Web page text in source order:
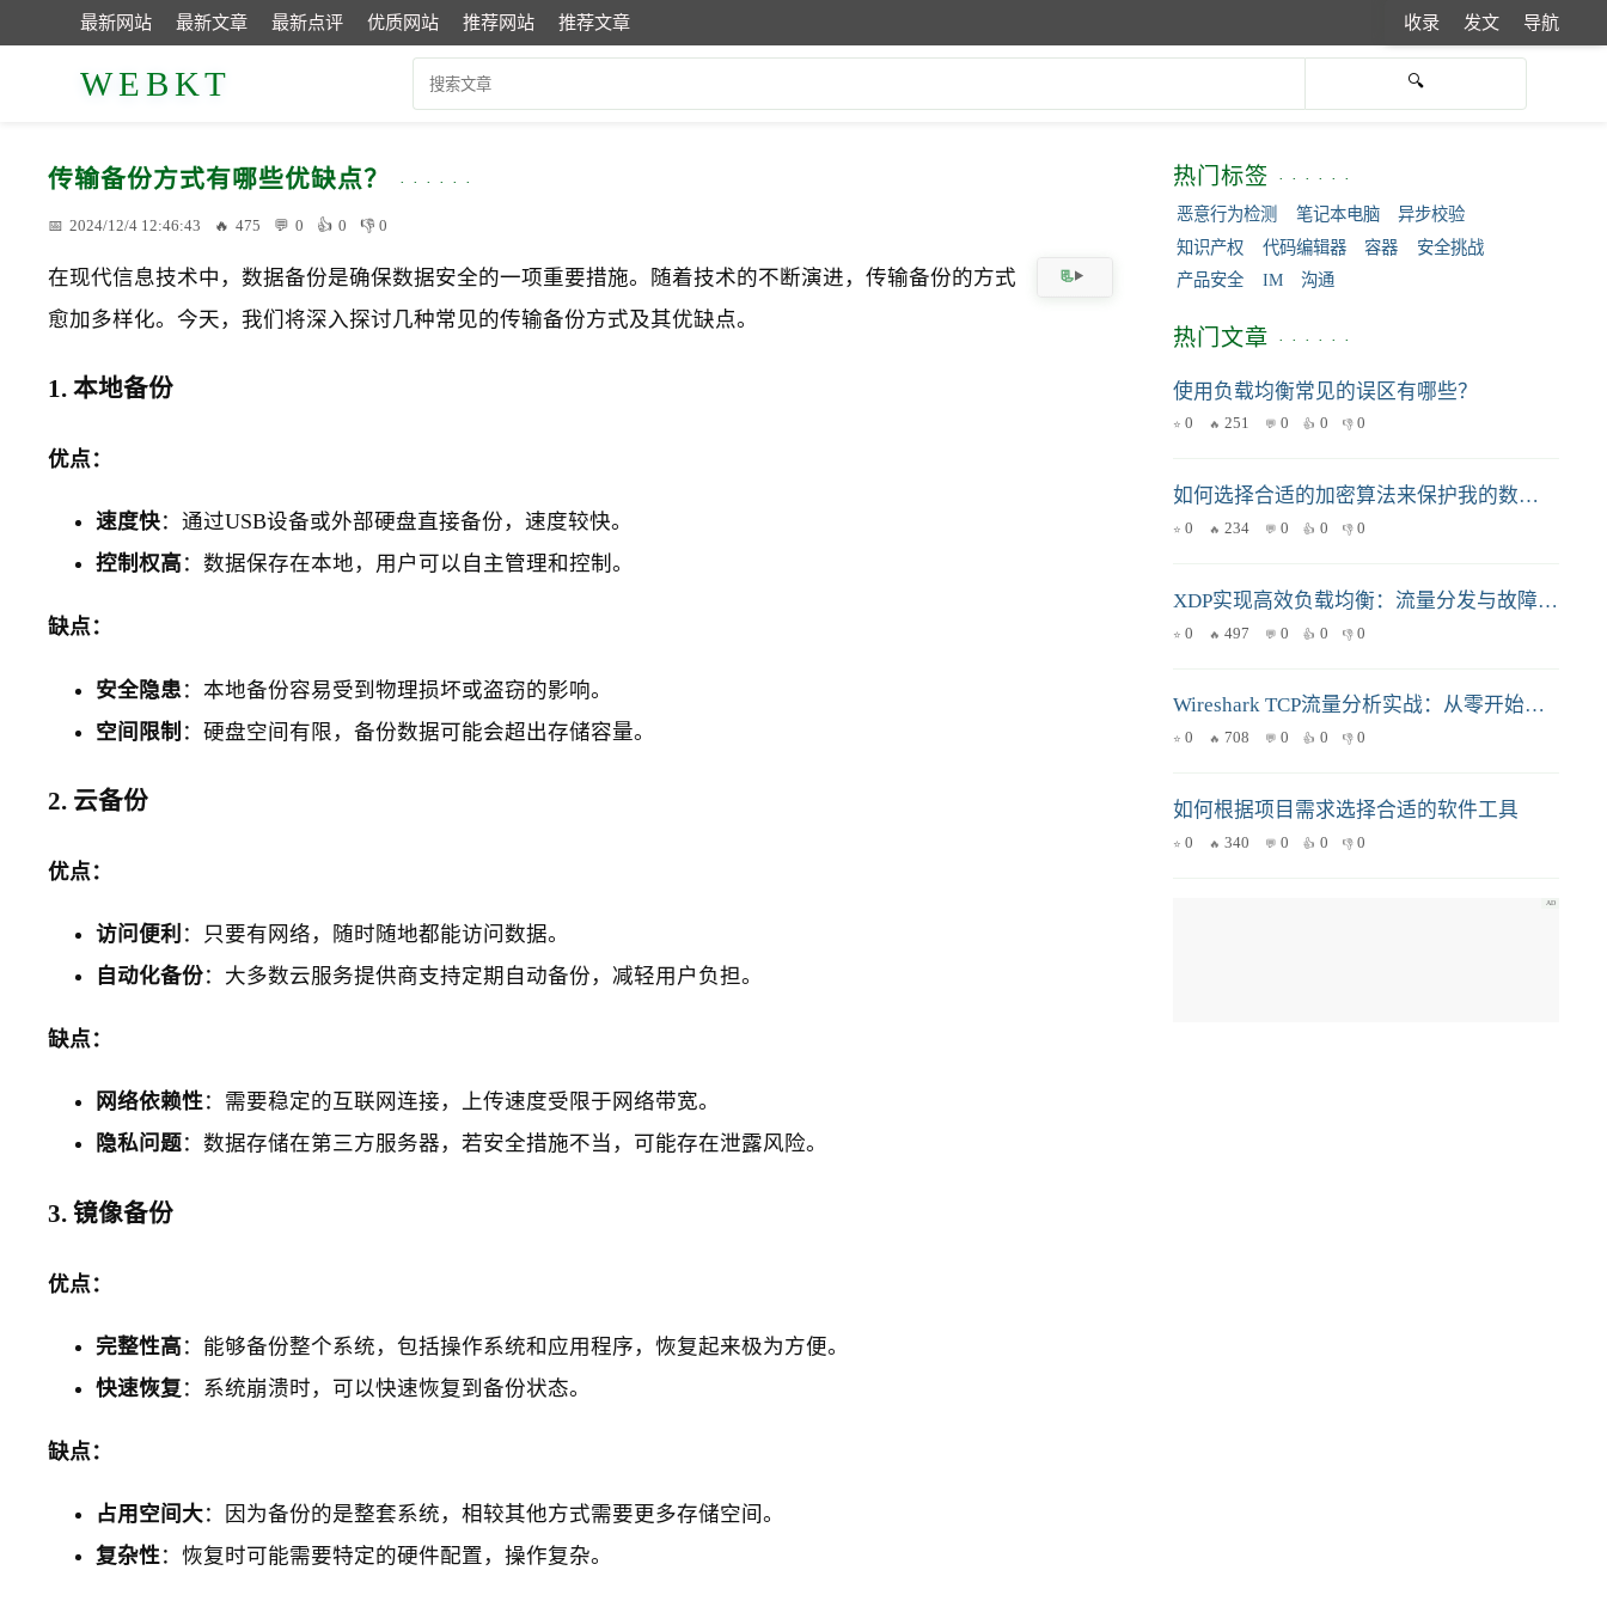
最新网站 最新文章 最新点评 优质网站 推荐网站 推荐文章 收录 发文 导航
WEBKT
传输备份方式有哪些优缺点？
2024/12/4 12:46:43 475 0 0 0
在现代信息技术中，数据备份是确保数据安全的一项重要措施。随着技术的不断演进，传输备份的方式
愈加多样化。今天，我们将深入探讨几种常见的传输备份方式及其优缺点。
1. 本地备份
优点：
速度快：通过USB设备或外部硬盘直接备份，速度较快。
控制权高：数据保存在本地，用户可以自主管理和控制。
缺点：
安全隐患 ：本地备份容易受到物理损坏或盗窃的影响。
空间限制 ：硬盘空间有限，备份数据可能会超出存储容量。
2. 云备份
优点：
访问便利 ：只要有网络，随时随地都能访问数据。
自动化备份：大多数云服务提供商支持定期自动备份，减轻用户负担。
缺点：
网络依赖性：需要稳定的互联网连接，上传速度受限于网络带宽。
隐私问题：数据存储在第三方服务器，若安全措施不当，可能存在泄露风险。
3. 镜像备份
优点：
完整性高：能够备份整个系统，包括操作系统和应用程序，恢复起来极为方便。
快速恢复 ：系统崩溃时，可以快速恢复到备份状态。
缺点：
占用空间大：因为备份的是整套系统，相较其他方式需要更多存储空间。
复杂性：恢复时可能需要特定的硬件配置，操作复杂。
热门标签
恶意行为检测 笔记本电脑
异步校验
知识产权
代码编辑器 容器
安全挑战
产品安全
IM 沟通
热门文章
使用负载均衡常见的误区有哪些？
0 251 0 0 0
如何选择合适的加密算法来保护我的数据？
0 234 0 0 0
XDP实现高效负载均衡：流量分发与故障处理实战
0 497 0 0 0
Wireshark TCP流量分析实战：从零开始掌握网络抓包利器
0 708 0 0 0
如何根据项目需求选择合适的软件工具
0 340 0 0 0